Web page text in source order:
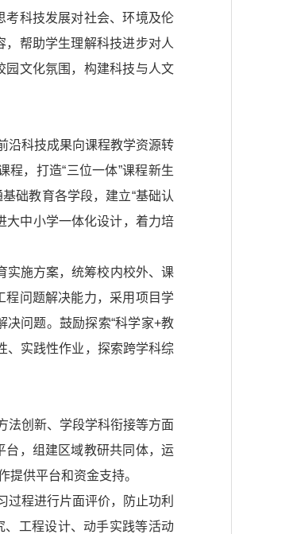
考科技发展对社会、环境及伦
帮助学生理解科技进步对人
园文化氛围，构建科技与人文
沿科技成果向课程教学资源转
，打造“三位一体”课程新生
础教育各学段，建立“基础认
中小学一体化设计，着力培
实施方案，统筹校内校外、课
程问题解决能力，采用项目学
问题。鼓励探索“科学家+教
、实践性作业，探索跨学科综
法创新、学段学科衔接等方面
台，组建区域教研共同体，运
供平台和资金支持。
程进行片面评价，防止功利
、工程设计、动手实践等活动